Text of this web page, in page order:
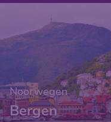
Noorwegen
Bergen